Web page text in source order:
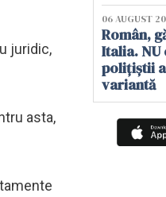
juridic,
asta,
06 AUGUST
Român,
Italia.
polițiștii
variantă